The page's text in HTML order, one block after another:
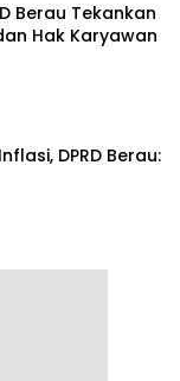
Berau Tekankan
Hak Karyawan
DPRD Berau: